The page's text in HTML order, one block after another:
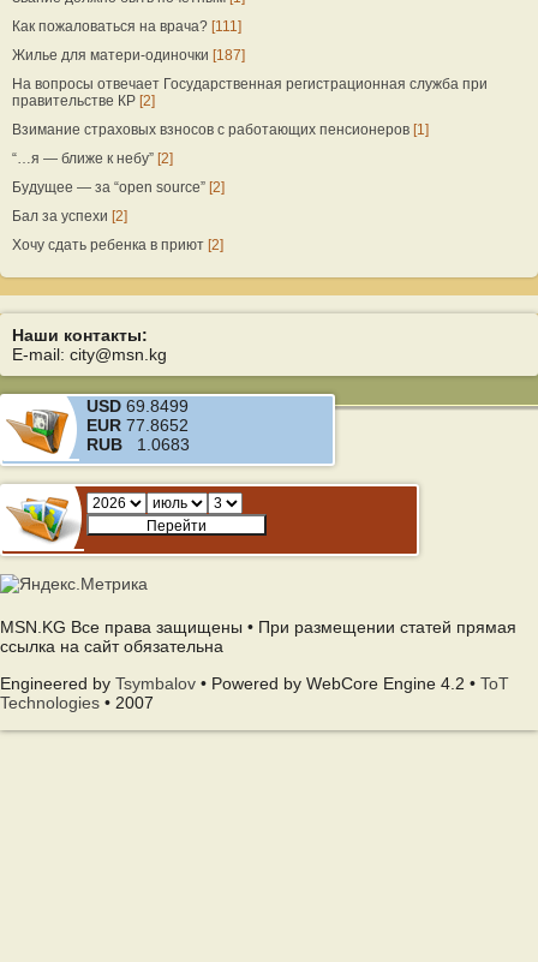
Как пожаловаться на врача? [111]
Жилье для матери-одиночки [187]
На вопросы отвечает Государственная регистрационная служба при
правительстве КР [2]
Взимание страховых взносов с работающих пенсионеров [1]
“…я — ближе к небу” [2]
Будущее — за “open source” [2]
Бал за успехи [2]
Хочу сдать ребенка в приют [2]
Наши контакты:
E-mail: city@msn.kg
USD 69.8499
EUR 77.8652
RUB 1.0683
MSN.KG Все права защищены • При размещении статей прямая
ссылка на сайт обязательна
Engineered by Tsymbalov • Powered by WebCore Engine 4.2 • ToT
Technologies • 2007